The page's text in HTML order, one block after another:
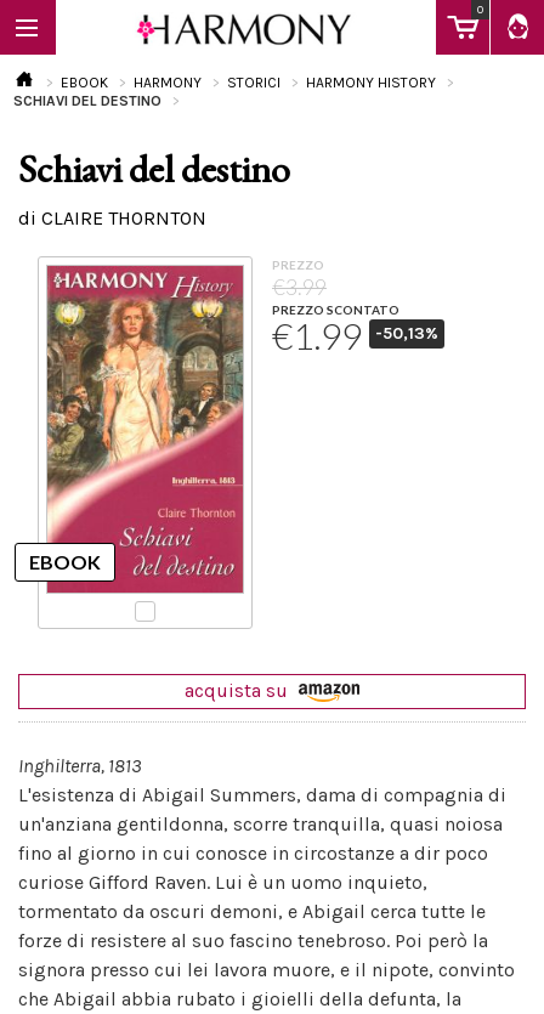
0
EBOOK
Calendario
EBOOK HARMONY STORICI
HARMONY HISTORY
SCHIAVI DEL DESTINO
Schiavi del destino
di CLAIRE THORNTON
PREZZO
€3.99
PREZZO SCONTATO
€1.99 -50,13%
acquista su
Inghilterra, 1813
L'esistenza di Abigail Summers, dama di compagnia di
un'anziana gentildonna, scorre tranquilla, quasi noiosa
fino al giorno in cui conosce in circostanze a dir poco
curiose Gifford Raven. Lui è un uomo inquieto,
tormentato da oscuri demoni, e Abigail cerca tutte le
forze di resistere al suo fascino tenebroso. Poi però la
signora presso cui lei lavora muore, e il nipote, convinto
che Abigail abbia rubato i gioielli della defunta, la